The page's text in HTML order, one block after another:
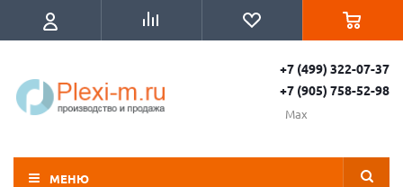
+7 (499) 322-07-37
+7 (905) 758-52-98
Max
МЕНЮ